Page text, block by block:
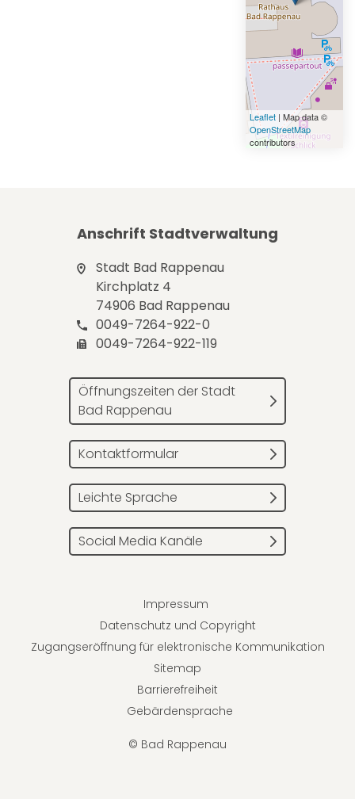
Leaflet| Map data ©
OpenStreetMap
contributors
Anschrift Stadtverwaltung
Stadt Bad Rappenau
Kirchplatz 4
74906 Bad Rappenau
0049-7264-922-0
0049-7264-922-119
Öffnungszeiten der Stadt
Bad Rappenau
Kontaktformular
Leichte Sprache
Social Media Kanäle
© Bad Rappenau
Impressum
Datenschutz und Copyright
Zugangseröffnung für elektronische Kommunikation
Sitemap
Barrierefreiheit
Gebärdensprache